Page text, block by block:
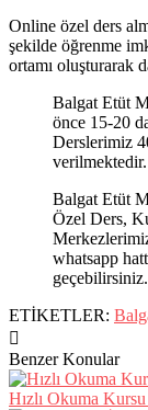
Online özel ders
şekilde öğrenme
ortamı oluşturarak
Balgat Etüt
önce 15-20
Derslerimiz
verilmektedir.
Balgat Etüt
Özel Ders,
whatsapp
geçebilirsiniz.
ETİKETLER:
Benzer Konular
Hızlı Okuma